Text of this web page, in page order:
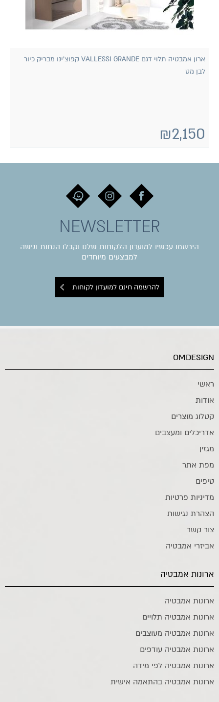
ארון אמבטיה תלוי דגם VALLESSI GRANDE קפוצ'ינו מבריק כיור
לבן מט
₪2,150
NEWSLETTER
הירשמו עכשיו למועדון הלקוחות שלנו וקבלו הנחות וגישה
למבצעים מיוחדים
להרשמה חינם למועדון לקוחות
OMDESIGN
ראשי
אודות
קטלוג מוצרים
אדריכלים ומעצבים
מגזין
מפת אתר
טיפים
מדיניות פרטיות
הצהרת נגישות
צור קשר
אביזרי אמבטיה
ארונות אמבטיה
ארונות אמבטיה
ארונות אמבטיה תלויים
ארונות אמבטיה מעוצבים
ארונות אמבטיה עודפים
ארונות אמבטיה לפי מידה
ארונות אמבטיה בהתאמה אישית